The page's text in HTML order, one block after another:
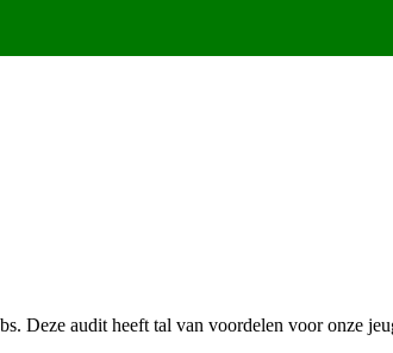
Deze audit heeft tal van voordelen voor onze